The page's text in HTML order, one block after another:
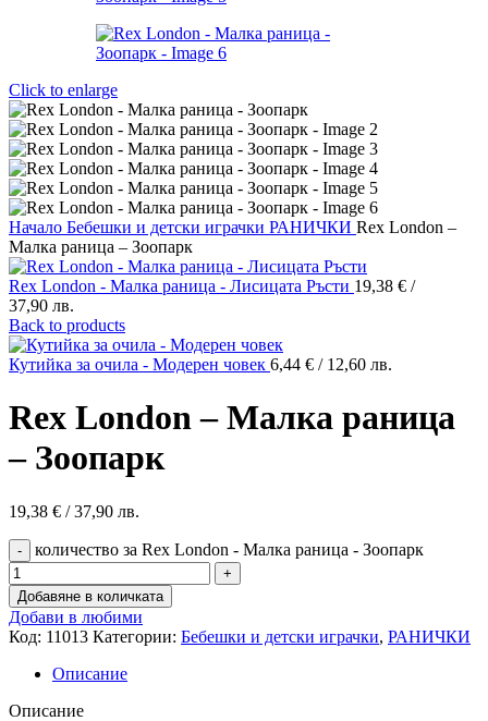
Click to enlarge
Начало Бебешки и детски играчки РАНИЧКИ Rex London –
Малка раница – Зоопарк
Rex London - Малка раница - Лисицата Ръсти 19,38 € /
37,90 лв.
Back to products
Кутийка за очила - Модерен човек 6,44 € / 12,60 лв.
Rex London – Малка раница
– Зоопарк
19,38 € / 37,90 лв.
количество за Rex London - Малка раница - Зоопарк
Добавяне в количката
Добави в любими
Код: 11013 Категории: Бебешки и детски играчки, РАНИЧКИ
Описание
Описание